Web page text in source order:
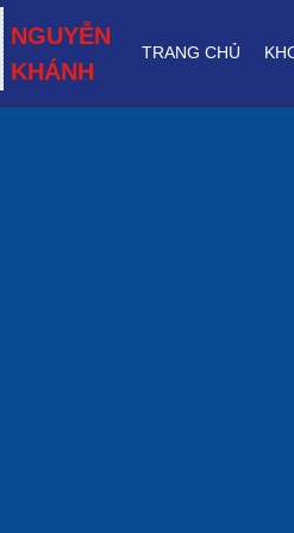
NGUYỄN
KHÁNH
TRANG CHỦ